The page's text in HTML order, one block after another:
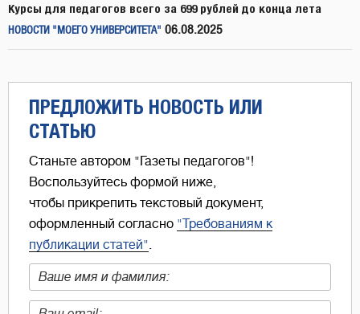
Курсы для педагогов всего за 699 рублей до конца лета
НОВОСТИ "МОЕГО УНИВЕРСИТЕТА" 06.08.2025
ПРЕДЛОЖИТЬ НОВОСТЬ ИЛИ
СТАТЬЮ
Станьте автором "Газеты педагогов"!
Воспользуйтесь формой ниже,
чтобы прикрепить текстовый документ,
оформленный согласно "Требованиям к
публикации статей"